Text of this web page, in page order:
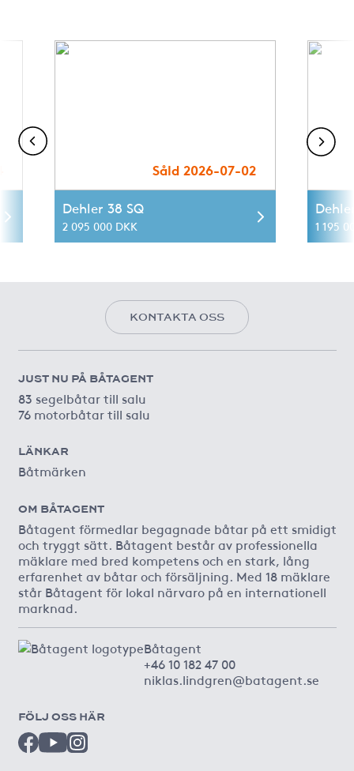
Såld 2026-07-02
Dehler 38 SQ
2 095 000 DKK 1 195
KONTAKTA OSS
JUST NU PÅ BÅTAGENT
83 segelbåtar till salu
76 motorbåtar till salu
LÄNKAR
Båtmärken
OM BÅTAGENT
Båtagent förmedlar begagnade båtar på ett smidigt
och tryggt sätt. Båtagent består av professionella
mäklare med bred kompetens och en stark, lång
erfarenhet av båtar och försäljning. Med 18 mäklare
står Båtagent för lokal närvaro på en internationell
marknad.
Båtagent
+46 10 182 47 00
niklas.lindgren@batagent.se
FÖLJ OSS HÄR